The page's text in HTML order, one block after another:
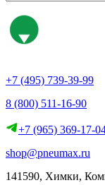
+7 (495) 739-39-99
8 (800) 511-16-90
+7 (965) 369-17-
shop@pneumax.ru
141590, Химки,